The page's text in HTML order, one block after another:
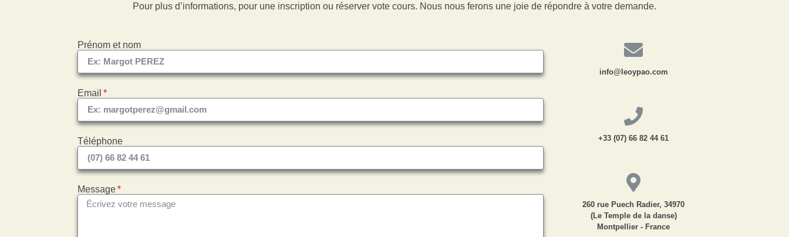
Pour plus d’informations, pour une inscription ou réserver vote cours. Nous nous ferons une joie de répondre à votre demande.
Prénom et nom
Email
Téléphone
Message
info@leoypao.com
+33 (07) 66 82 44 61
260 rue Puech Radier, 34970
(Le Temple de la danse)
Montpellier - France